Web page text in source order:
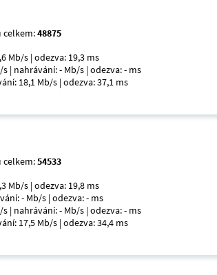
celkem:48875
Mb/s | odezva: 19,3 ms
| nahrávání: - Mb/s | odezva: - ms
18,1 Mb/s | odezva: 37,1 ms
celkem:54533
Mb/s | odezva: 19,8 ms
- Mb/s | odezva: - ms
| nahrávání: - Mb/s | odezva: - ms
17,5 Mb/s | odezva: 34,4 ms